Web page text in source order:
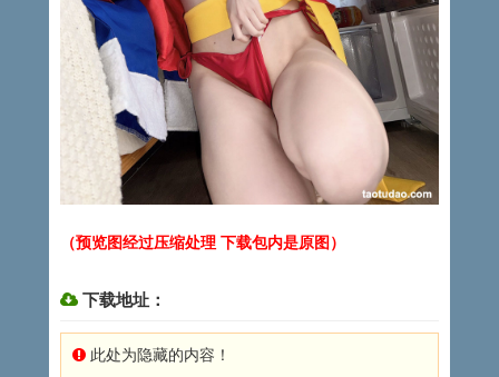
（预览图经过压缩处理 下载包内是原图）
下载地址：
此处为隐藏的内容！